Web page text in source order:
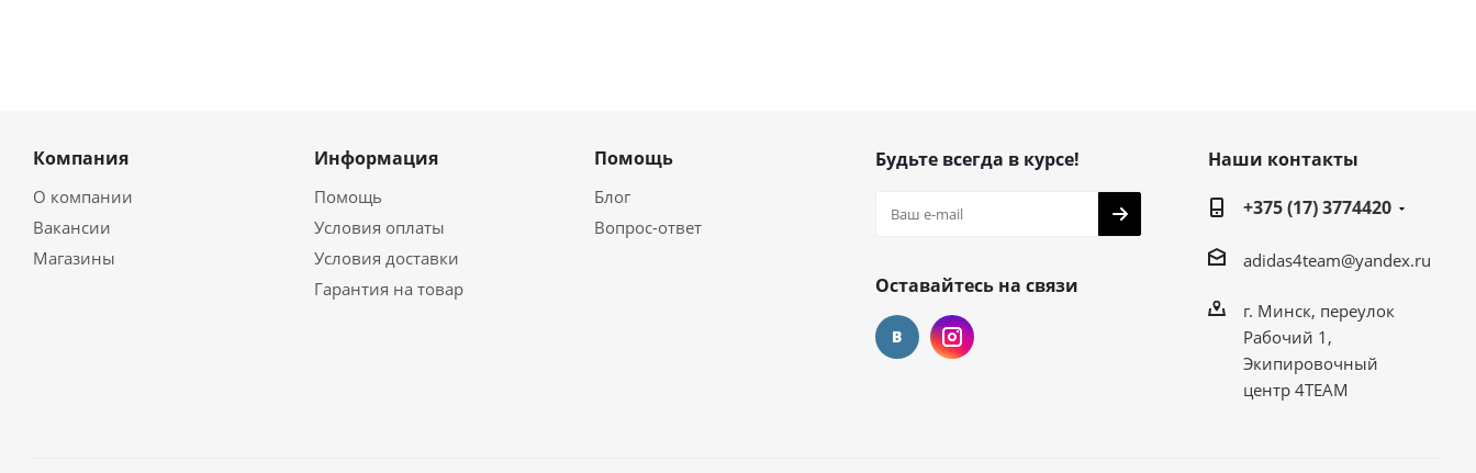
Компания
О компании
Вакансии
Магазины
Информация
Помощь
Условия оплаты
Условия доставки
Гарантия на товар
Помощь
Блог
Вопрос-ответ
Будьте всегда в курсе!
Оставайтесь на связи
Наши контакты
+375 (17) 3774420
adidas4team@yandex.ru
г. Минск, переулок
Рабочий 1,
Экипировочный
центр 4TEAM